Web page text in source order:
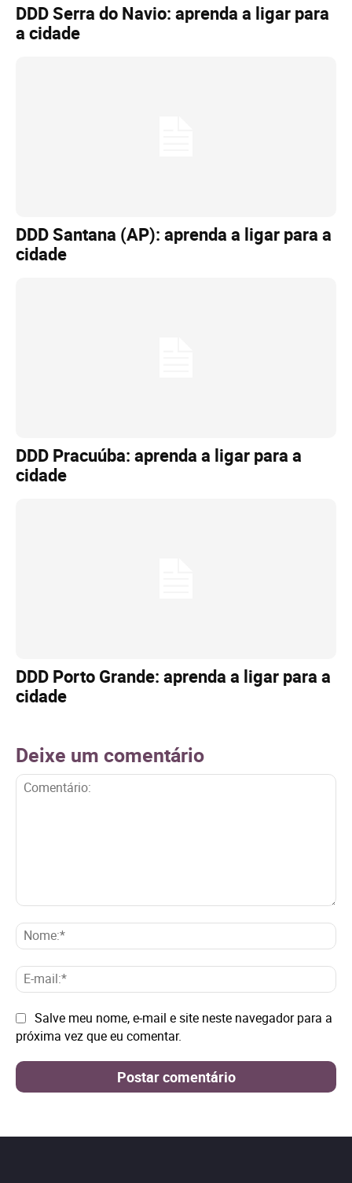
DDD Serra do Navio: aprenda a ligar para
a cidade
DDD Santana (AP): aprenda a ligar para a
cidade
DDD Pracuúba: aprenda a ligar para a
cidade
DDD Porto Grande: aprenda a ligar para a
cidade
Deixe um comentário
E-
Site: Salve meu nome, e-mail e site neste navegador para a
próxima vez que eu comentar.